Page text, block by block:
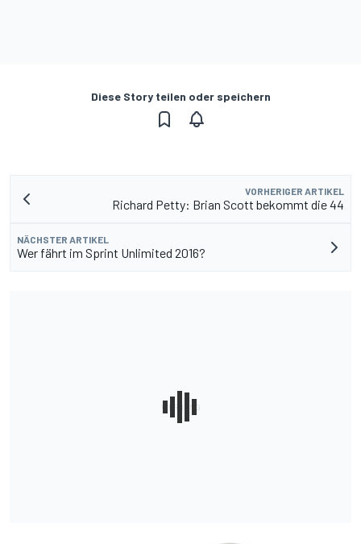
Diese Story teilen oder speichern
VORHERIGER ARTIKEL
Richard Petty: Brian Scott bekommt die 44
NÄCHSTER ARTIKEL
Wer fährt im Sprint Unlimited 2016?